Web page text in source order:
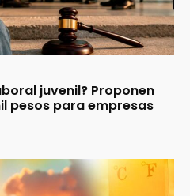
juvenil? Proponen
pesos para empresas